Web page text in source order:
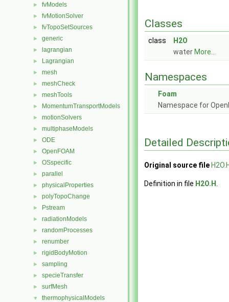
► fvModels
► fvMotionSolver
► fvTopoSetSources
► generic
► lagrangian
► Lagrangian
► mesh
► meshCheck
► meshTools
► MomentumTransportModels
► motionSolvers
► multiphaseModels
► ODE
► OpenFOAM
► OSspecific
► parallel
► physicalProperties
► polyTopoChange
► Pstream
► radiationModels
► randomProcesses
► renumber
► rigidBodyMotion
► sampling
► specieTransfer
► surfMesh
▼ thermophysicalModels
Classes
class
H2O
water More...
Namespaces
Foam
Namespace for
Detailed
Original source file
Definition in file H2O.H